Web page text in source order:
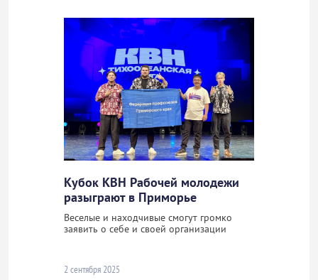
Кубок КВН Рабочей молодежи
разыграют в Приморье
Веселые и находчивые смогут громко
заявить о себе и своей организации
2 сентября 2025